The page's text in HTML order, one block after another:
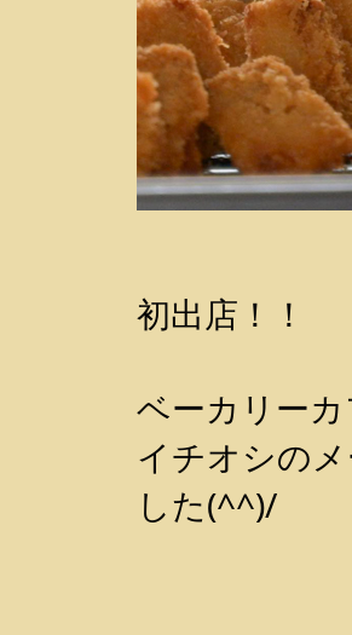
初出店！！
ベーカリー
イチオシの
した(^^)/